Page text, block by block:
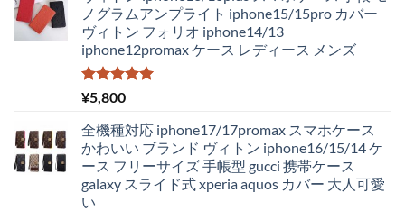
格
は
¥4,250
で
価
格
は
ノグラムアンプライト iphone15/15pro カバー
ヴィトン フォリオ iphone14/13
iphone12promax ケース レディース メンズ
5段階中
5.00
¥5,800
全機種対応 iphone17/17promax スマホケース
かわいい ブランド ヴィトン iphone16/15/14 ケ
ース フリーサイズ 手帳型 gucci 携帯ケース
galaxy スライド式 xperia aquos カバー 大人可愛
い